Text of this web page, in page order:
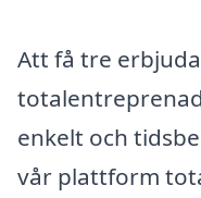
Att få tre
enkelt och
vår plattform